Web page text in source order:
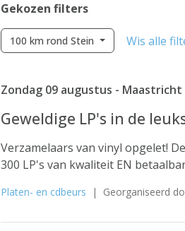
Gekozen filters
100 km rond Stein Wis alle
Zondag 09 augustus - Maastricht
Geweldige LP's in de
Verzamelaars van vinyl opgelet!
300 LP's van kwaliteit EN
Platen- en cdbeurs | Georganiseerd